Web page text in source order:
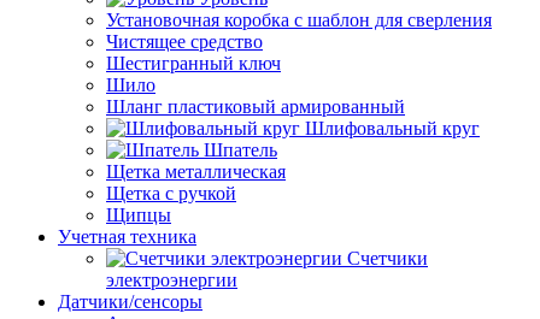
Установочная коробка с шаблон для сверления
Чистящее средство
Шестигранный ключ
Шило
Шланг пластиковый армированный
Шлифовальный круг
Шпатель
Щетка металлическая
Щетка с ручкой
Щипцы
Учетная техника
Счетчики
электроэнергии
Датчики/сенсоры